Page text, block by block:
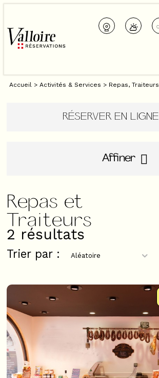
Accueil > Activités & Services > Repas, Traiteurs
RÉSERVER EN LIGNE
Affiner
Repas et
Traiteurs
2 résultats
Trier par :